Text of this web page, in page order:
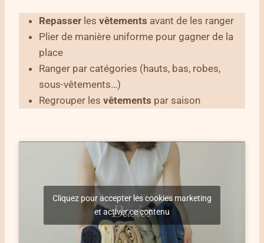
Repasser les vêtements avant de les ranger
Plier de manière uniforme pour gagner de la
place
Ranger par catégories (hauts, bas, robes,
sous-vêtements…)
Regrouper les vêtements par saison
Cliquez pour accepter les cookies marketing
et activer ce contenu